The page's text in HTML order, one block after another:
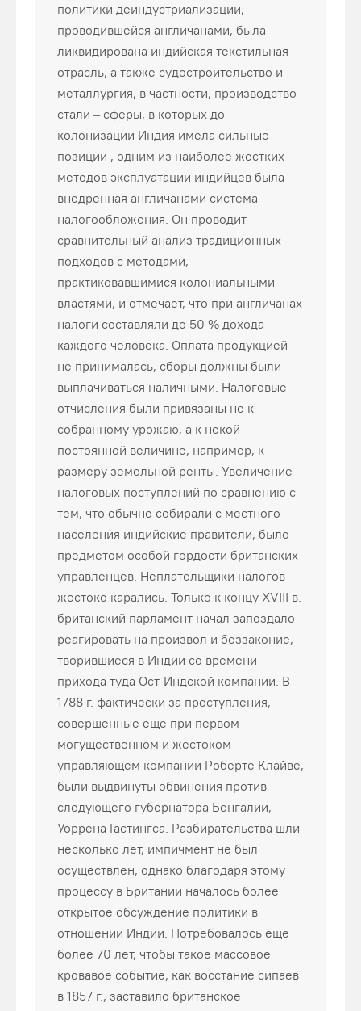
политики деиндустриализации,
проводившейся англичанами, была
ликвидирована индийская текстильная
отрасль, а также судостроительство и
металлургия, в частности, производство
стали – сферы, в которых до
колонизации Индия имела сильные
позиции , одним из наиболее жестких
методов эксплуатации индийцев была
внедренная англичанами система
налогообложения. Он проводит
сравнительный анализ традиционных
подходов с методами,
практиковавшимися колониальными
властями, и отмечает, что при англичанах
налоги составляли до 50 % дохода
каждого человека. Оплата продукцией
не принималась, сборы должны были
выплачиваться наличными. Налоговые
отчисления были привязаны не к
собранному урожаю, а к некой
постоянной величине, например, к
размеру земельной ренты. Увеличение
налоговых поступлений по сравнению с
тем, что обычно собирали с местного
населения индийские правители, было
предметом особой гордости британских
управленцев. Неплательщики налогов
жестоко карались. Только к концу XVIII в.
британский парламент начал запоздало
реагировать на произвол и беззаконие,
творившиеся в Индии со времени
прихода туда Ост-Индской компании. В
1788 г. фактически за преступления,
совершенные еще при первом
могущественном и жестоком
управляющем компании Роберте Клайве,
были выдвинуты обвинения против
следующего губернатора Бенгалии,
Уоррена Гастингса. Разбирательства шли
несколько лет, импичмент не был
осуществлен, однако благодаря этому
процессу в Британии началось более
открытое обсуждение политики в
отношении Индии. Потребовалось еще
более 70 лет, чтобы такое массовое
кровавое событие, как восстание сипаев
в 1857 г., заставило британское